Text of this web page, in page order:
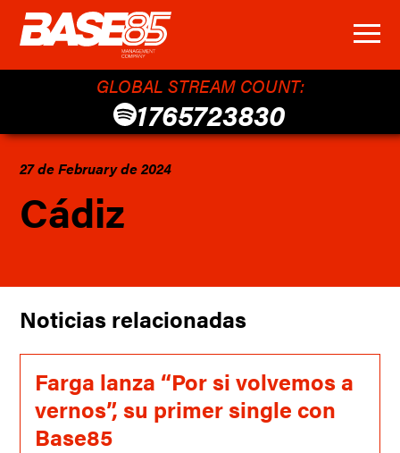
GLOBAL STREAM COUNT:
1765723830
27 de February de 2024
Cádiz
Noticias relacionadas
Farga lanza “Por si volvemos a
vernos”, su primer single con
Base85